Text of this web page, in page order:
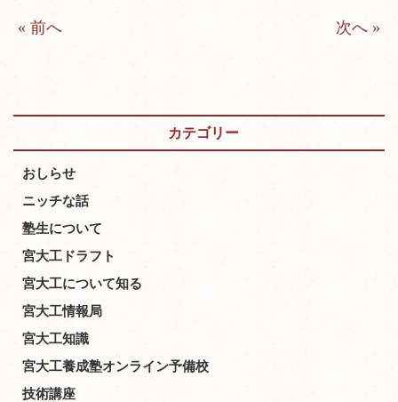
« 前へ 次へ »
カテゴリー
おしらせ
ニッチな話
塾生について
宮大工ドラフト
宮大工について知る
宮大工情報局
宮大工知識
宮大工養成塾オンライン予備校
技術講座